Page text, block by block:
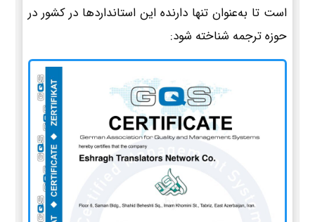
است تا به‌عنوان تنها دارنده این استانداردها در کشور در
حوزه ترجمه شناخته شود: